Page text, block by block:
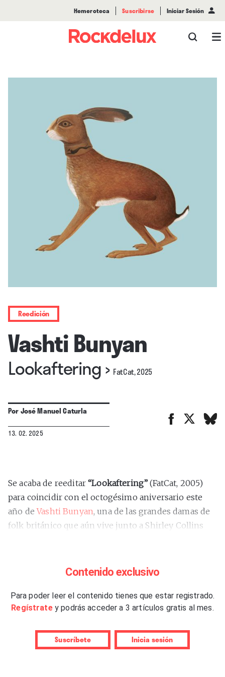
Hemeroteca Suscribirse Iniciar Sesión
Reedición
Vashti Bunyan
Lookaftering› FatCat, 2025
PorJosé Manuel Caturla
13. 02. 2025
Se acaba de reeditar “Lookaftering” (FatCat, 2005)
para coincidir con el octogésimo aniversario este
año deVashti Bunyan, una de las grandes damas de
folk británico que aún vive junto a Shirley Collins
por grandes lapsos de inactividad, aunque la última
regresar desde entonces.
revival folk de Espers, Vetiver, Valerie Project,
Fursaxa, Marissa Nadler, Joanna Newsom –que tiene
Contenido exclusivo
Para poder leer el contenido tienes que estar registrado.
Regístrate y podrás acceder a 3 artículos gratis al mes.
Suscríbete Inicia sesión